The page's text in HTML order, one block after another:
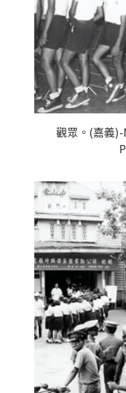
觀眾。(嘉義)-